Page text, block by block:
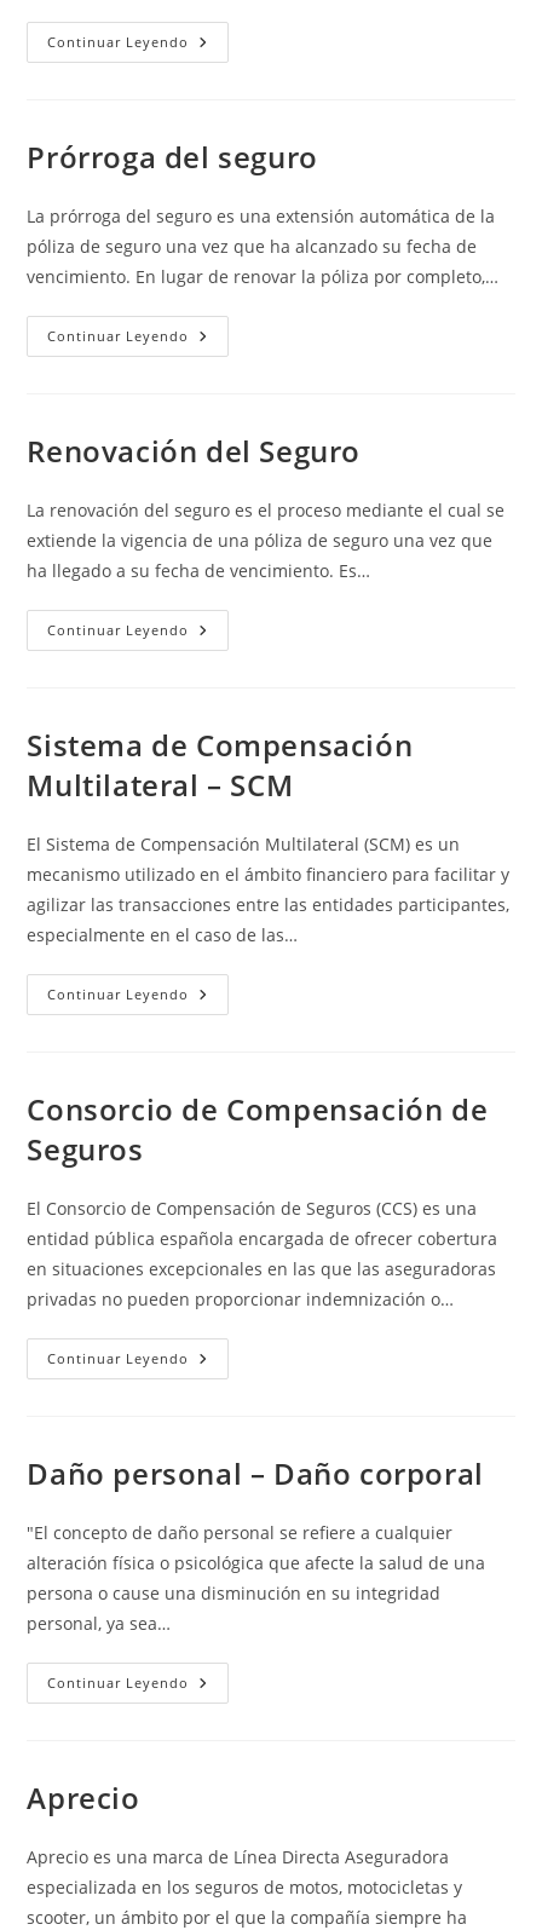
Continuar Leyendo Prorrata
De
Prórroga del seguro
La prórroga del seguro es una extensión automática de la
póliza de seguro una vez que ha alcanzado su fecha de
vencimiento. En lugar de renovar la póliza por completo,…
Continuar Leyendo Prórroga
Del
Renovación del Seguro
La renovación del seguro es el proceso mediante el cual se
extiende la vigencia de una póliza de seguro una vez que
ha llegado a su fecha de vencimiento. Es…
Continuar Leyendo Renovación
Del
Sistema de Compensación
Multilateral – SCM
El Sistema de Compensación Multilateral (SCM) es un
mecanismo utilizado en el ámbito financiero para facilitar y
agilizar las transacciones entre las entidades participantes,
especialmente en el caso de las…
Continuar Leyendo Sistema
De
Consorcio de Compensación de
Seguros
El Consorcio de Compensación de Seguros (CCS) es una
entidad pública española encargada de ofrecer cobertura
en situaciones excepcionales en las que las aseguradoras
privadas no pueden proporcionar indemnización o…
Continuar Leyendo Consorcio
De
Daño personal – Daño corporal
"El concepto de daño personal se refiere a cualquier
alteración física o psicológica que afecte la salud de una
persona o cause una disminución en su integridad
personal, ya sea…
Continuar Leyendo Daño
Personal
Aprecio
Aprecio es una marca de Línea Directa Aseguradora
especializada en los seguros de motos, motocicletas y
scooter, un ámbito por el que la compañía siempre ha